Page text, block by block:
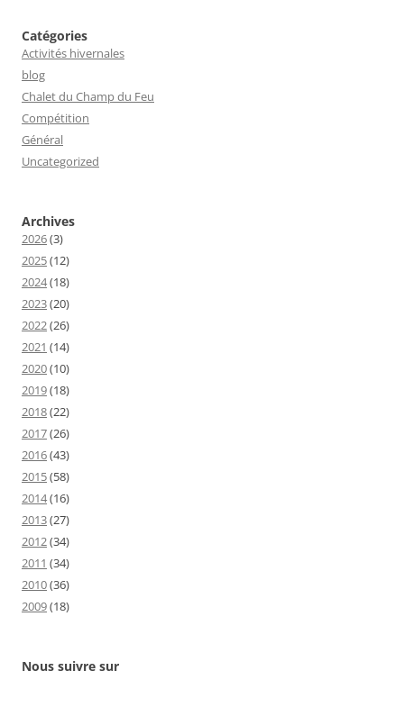
Catégories
Activités hivernales
blog
Chalet du Champ du Feu
Compétition
Général
Uncategorized
Archives
2026(3)
2025(12)
2024(18)
2023(20)
2022(26)
2021 (14)
2020(10)
2019(18)
2018(22)
2017(26)
2016(43)
2015(58)
2014(16)
2013(27)
2012(34)
2011 (34)
2010(36)
2009(18)
Nous suivre sur